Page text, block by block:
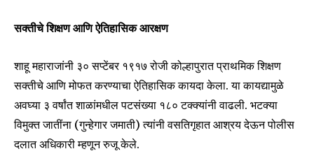
SUBSCRIBE
I've read and accept thePrivacy Policy.
सक्तीचे शिक्षण आणि ऐतिहासिक आरक्षण
शाहू महाराजांनी ३० सप्टेंबर १९१७ रोजी कोल्हापुरात प्राथमिक शिक्षण
सक्तीचे आणि मोफत करण्याचा ऐतिहासिक कायदा केला. या कायद्यामुळे
अवघ्या ३ वर्षांत शाळांमधील पटसंख्या १८० टक्क्यांनी वाढली. भटक्या
विमुक्त जातींना (गुन्हेगार जमाती) त्यांनी वसतिगृहात आश्रय देऊन पोलीस
दलात अधिकारी म्हणून रुजू केले.